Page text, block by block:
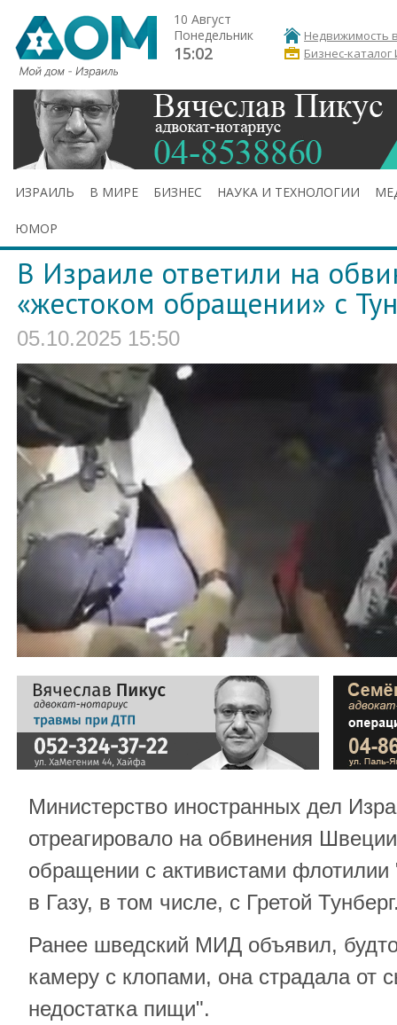
10 Август
Понедельник
15:02
Недвижимость
Бизнес-каталог
ИЗРАИЛЬ В МИРЕ БИЗНЕС НАУКА И ТЕХНОЛОГИИ
ЮМОР
В Израиле ответили на
«жестоком обращении» с
05.10.2025 15:50
Министерство иностранных дел
отреагировало на обвинения
обращении с активистами
в Газу, в том числе, с Гретой
Ранее шведский МИД объявил,
камеру с клопами, она страдала от
недостатка пищи".